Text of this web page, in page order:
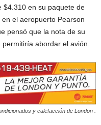
$4.310 en su paquete de
el aeropuerto Pearson
pensó que la nota de su
abordar el avión.
y calefacción de London .